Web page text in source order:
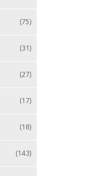
(75)
(31)
(27)
(17)
(18)
(143)